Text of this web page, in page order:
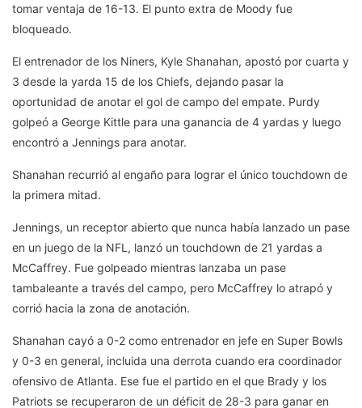
tomar ventaja de 16-13. El punto extra de Moody fue
bloqueado.
El entrenador de los Niners, Kyle Shanahan, apostó por cuarta y
3 desde la yarda 15 de los Chiefs, dejando pasar la
oportunidad de anotar el gol de campo del empate. Purdy
golpeó a George Kittle para una ganancia de 4 yardas y luego
encontró a Jennings para anotar.
Shanahan recurrió al engaño para lograr el único touchdown de
la primera mitad.
Jennings, un receptor abierto que nunca había lanzado un pase
en un juego de la NFL, lanzó un touchdown de 21 yardas a
McCaffrey. Fue golpeado mientras lanzaba un pase
tambaleante a través del campo, pero McCaffrey lo atrapó y
corrió hacia la zona de anotación.
Shanahan cayó a 0-2 como entrenador en jefe en Super Bowls
y 0-3 en general, incluida una derrota cuando era coordinador
ofensivo de Atlanta. Ese fue el partido en el que Brady y los
Patriots se recuperaron de un déficit de 28-3 para ganar en